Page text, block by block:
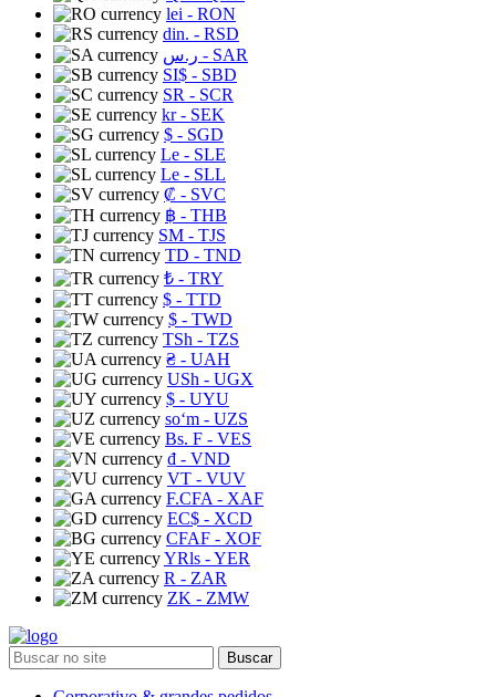
lei - RON
din. - RSD
ر.س - SAR
SI$ - SBD
SR - SCR
kr- SEK
$ - SGD
Le - SLE
Le - SLL
₡ - SVC
฿ - THB
ЅМ - TJS
TD - TND
₺ - TRY
$ - TTD
$ - TWD
TSh - TZS
₴ - UAH
USh - UGX
$ - UYU
soʻm - UZS
Bs. F - VES
₫ - VND
VT - VUV
F.CFA - XAF
EC$ - XCD
CFAF - XOF
YRls - YER
R - ZAR
ZK - ZMW
Buscar